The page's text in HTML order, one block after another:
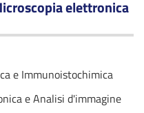
elettronica
e Immunoistochimica
e Analisi d'immagine